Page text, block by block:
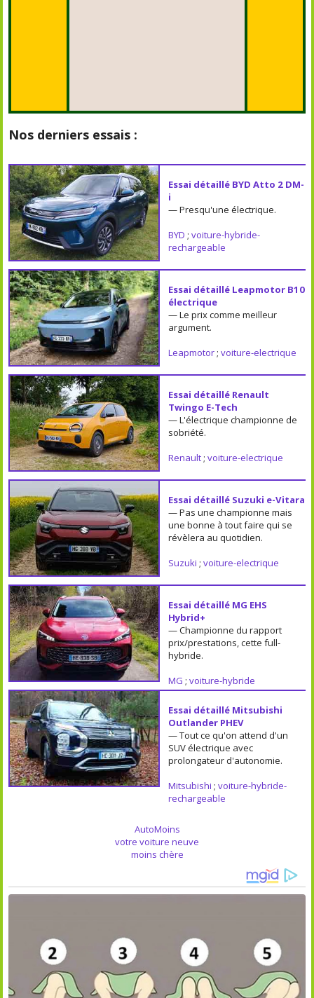
Nos derniers essais :
Essai détaillé BYD Atto 2 DM-
i
— Presqu'une électrique.
BYD ; voiture-hybride-
rechargeable
Essai détaillé Leapmotor B10
électrique
— Le prix comme meilleur
argument.
Leapmotor ; voiture-electrique
Essai détaillé Renault
Twingo E-Tech
— L'électrique championne de
sobriété.
Renault ; voiture-electrique
Essai détaillé Suzuki e-Vitara
— Pas une championne mais
une bonne à tout faire qui se
révèlera au quotidien.
Suzuki ; voiture-electrique
Essai détaillé MG EHS
Hybrid+
— Championne du rapport
prix/prestations, cette full-
hybride.
MG ; voiture-hybride
Essai détaillé Mitsubishi
Outlander PHEV
— Tout ce qu'on attend d'un
SUV électrique avec
prolongateur d'autonomie.
Mitsubishi ; voiture-hybride-
rechargeable
AutoMoins
votre voiture neuve
moins chère